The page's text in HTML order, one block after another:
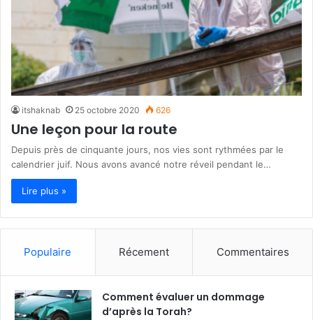
itshaknab 25 octobre 2020 626
Une leçon pour la route
Depuis près de cinquante jours, nos vies sont rythmées par le
calendrier juif. Nous avons avancé notre réveil pendant le…
Lire plus »
Populaire Récement Commentaires
Comment évaluer un dommage
d’après la Torah?